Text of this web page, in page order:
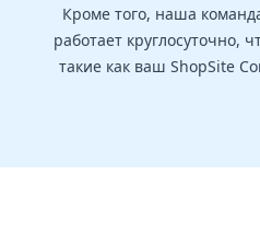
Кроме того, наша
работает круглосуточно,
такие как ваш ShopSite